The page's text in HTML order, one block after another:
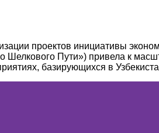
проектов инициативы
Пути») привела к
базирующихся в
была выдвинута и утверждена